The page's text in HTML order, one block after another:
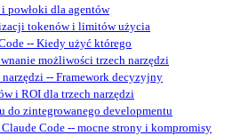
powłoki dla agentów
tokenów i limitów użycia
-- Kiedy użyć którego
możliwości trzech narzędzi
-- Framework decyzyjny
i ROI dla trzech narzędzi
do zintegrowanego developmentu
Code -- mocne strony i kompromisy